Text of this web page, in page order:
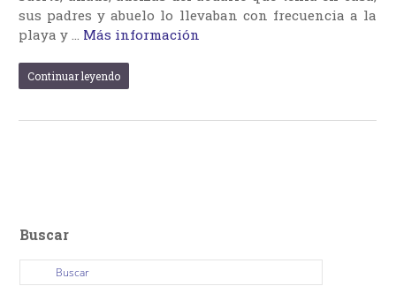
sus padres y abuelo lo llevaban con frecuencia a la
playa y … Más información
Continuar leyendo
Buscar